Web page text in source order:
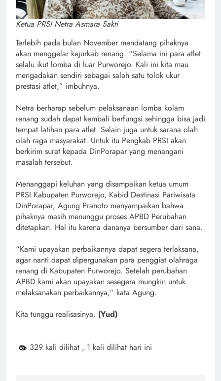
Ketua PRSI Netra Asmara Sakti
Terlebih pada bulan November mendatang pihaknya
akan menggelar kejurkab renang. “Selama ini para atlet
selalu ikut lomba di luar Purworejo. Kali ini kita mau
mengadakan sendiri sebagai salah satu tolok ukur
prestasi atlet,” imbuhnya.
Netra berharap sebelum pelaksanaan lomba kolam
renang sudah dapat kembali berfungsi sehingga bisa jadi
tempat latihan para atlet. Selain juga untuk sarana olah
olah raga masyarakat. Untuk itu Pengkab PRSI akan
berkirim surat kepada DinPorapar yang menangani
masalah tersebut.
Menanggapi keluhan yang disampaikan ketua umum
PRSI Kabupaten Purworejo, Kabid Destinasi Pariwisata
DinPorapar, Agung Pranoto menyampaikan bahwa
pihaknya masih menunggu proses APBD Perubahan
ditetapkan. Hal itu karena dananya bersumber dari sana.
“Kami upayakan perbaikannya dapat segera terlaksana,
agar nanti dapat dipergunakan para penggiat olahraga
renang di Kabupaten Purworejo. Setelah perubahan
APBD kami akan upayakan sesegera mungkin untuk
melaksanakan perbaikannya,” kata Agung.
Kita tunggu realisasinya. (Yud)
329 kali dilihat , 1 kali dilihat hari ini